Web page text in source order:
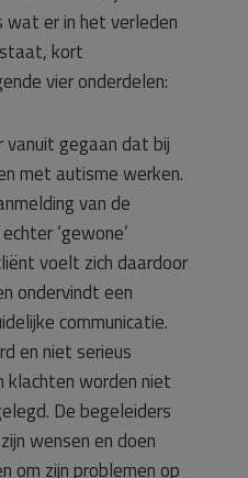
wat er in het verleden
kort
vier onderdelen:
vanuit gegaan dat bij
met autisme werken.
van de
‘gewone’
voelt zich daardoor
ondervindt een
communicatie.
en niet serieus
klachten worden niet
De begeleiders
wensen en doen
om zijn problemen op